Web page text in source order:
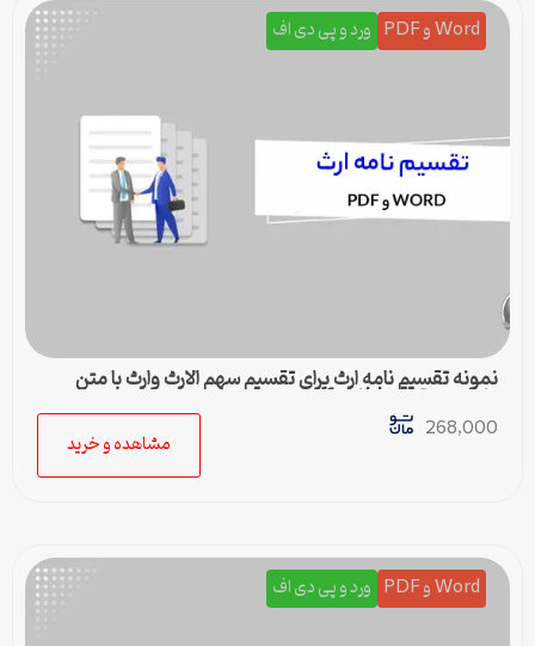
Word و PDF ورد و پی دی اف
نمونه تقسیم نامه ارث برای تقسیم سهم الارث وارث با متن
کامل و حقوقی | فایل pdf و ورد
268,000
مشاهده و خرید
Word و PDF ورد و پی دی اف